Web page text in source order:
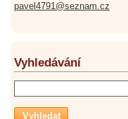
pavel4791@seznam.cz
Vyhledávání